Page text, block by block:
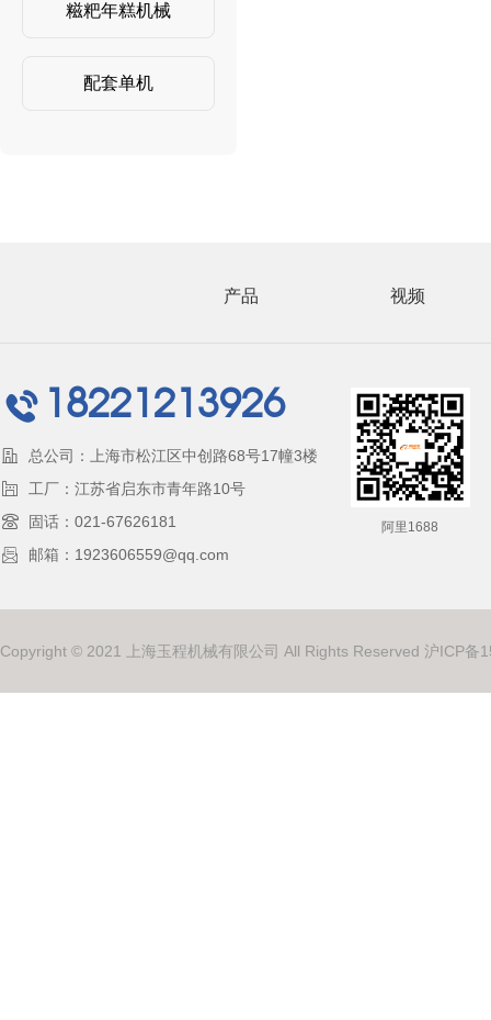
糍粑年糕机械
配套单机
产品 视频
18221213926
总公司：上海市松江区中创路68号17幢3楼
工厂：江苏省启东市青年路10号
固话：021-67626181
邮箱：1923606559@qq.com
阿里1688
Copyright © 2021 上海玉程机械有限公司 All Rights Reserved 沪ICP备